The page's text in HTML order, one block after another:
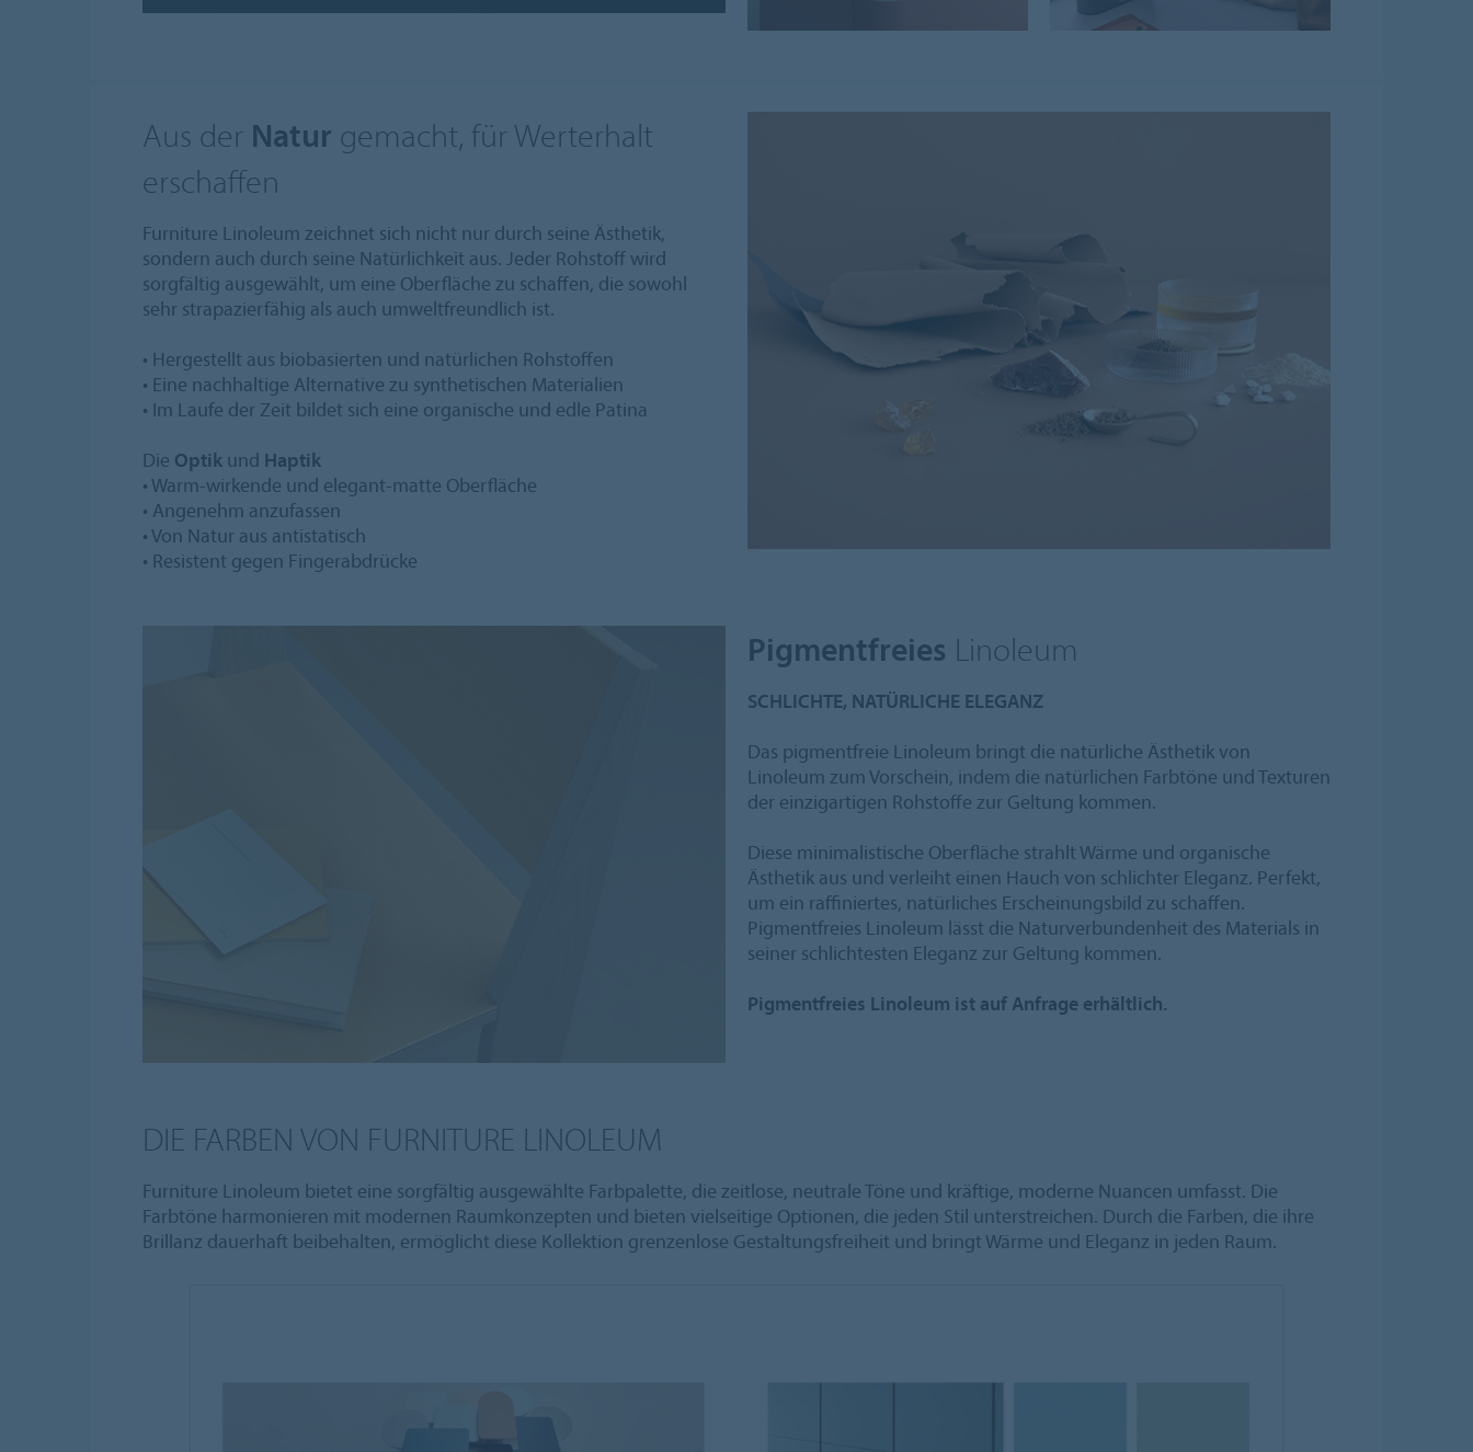
Aus der Natur gemacht, für Werterhalt
erschaffen
Furniture Linoleum zeichnet sich nicht nur durch seine Ästhetik,
sondern auch durch seine Natürlichkeit aus. Jeder Rohstoff wird
sorgfältig ausgewählt, um eine Oberfläche zu schaffen, die sowohl
sehr strapazierfähig als auch umweltfreundlich ist.
• Hergestellt aus biobasierten und natürlichen Rohstoffen
• Eine nachhaltige Alternative zu synthetischen Materialien
• Im Laufe der Zeit bildet sich eine organische und edle Patina
Die Optik und Haptik
• Warm-wirkende und elegant-matte Oberfläche
• Angenehm anzufassen
• Von Natur aus antistatisch
• Resistent gegen Fingerabdrücke
Pigmentfreies Linoleum
SCHLICHTE, NATÜRLICHE ELEGANZ
Das pigmentfreie Linoleum bringt die natürliche Ästhetik von
Linoleum zum Vorschein, indem die natürlichen Farbtöne und Texturen
der einzigartigen Rohstoffe zur Geltung kommen.
Diese minimalistische Oberfläche strahlt Wärme und organische
Ästhetik aus und verleiht einen Hauch von schlichter Eleganz. Perfekt,
um ein raffiniertes, natürliches Erscheinungsbild zu schaffen.
Pigmentfreies Linoleum lässt die Naturverbundenheit des Materials in
seiner schlichtesten Eleganz zur Geltung kommen.
Pigmentfreies Linoleum ist auf Anfrage erhältlich.
DIE FARBEN VON FURNITURE LINOLEUM
Furniture Linoleum bietet eine sorgfältig ausgewählte Farbpalette, die zeitlose, neutrale Töne und kräftige, moderne Nuancen umfasst. Die
Farbtöne harmonieren mit modernen Raumkonzepten und bieten vielseitige Optionen, die jeden Stil unterstreichen. Durch die Farben, die ihre
Brillanz dauerhaft beibehalten, ermöglicht diese Kollektion grenzenlose Gestaltungsfreiheit und bringt Wärme und Eleganz in jeden Raum.